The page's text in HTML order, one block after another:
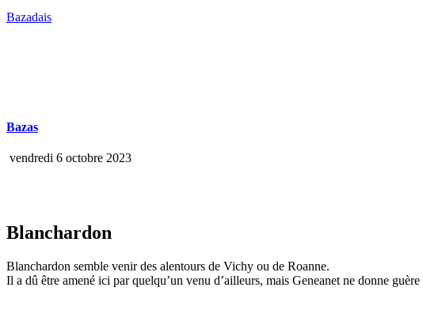
Bazadais
Bazas
vendredi 6 octobre 2023
Blanchardon
Blanchardon semble venir des alentours de Vichy ou de Roanne.
Il a dû être amené ici par quelqu’un venu d’ailleurs, mais Geneanet ne donne